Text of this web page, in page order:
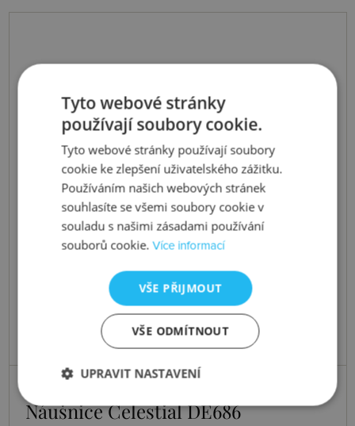
Náušnice Celestial DE686
Tyto webové stránky
používají soubory cookie.
Tyto webové stránky používají soubory
cookie ke zlepšení uživatelského zážitku.
Používáním našich webových stránek
souhlasíte se všemi soubory cookie v
souladu s našimi zásadami používání
souborů cookie.Více informací
VŠE PŘIJMOUT
VŠE ODMÍTNOUT
UPRAVIT NASTAVENÍ